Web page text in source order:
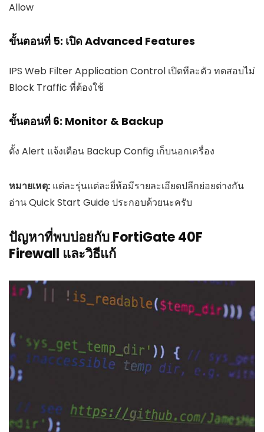
Allow
ขั้นตอนที่ 5: เปิด Advanced Features
IPS Web Filter Application Control เปิดทีละตัว ทดสอบไม่
Block Traffic ที่ต้องใช้
ขั้นตอนที่ 6: Monitor & Backup
ตั้ง Alert แจ้งเตือน Backup Config เก็บนอกเครื่อง
หมายเหตุ: แต่ละรุ่นแต่ละยี่ห้อมีรายละเอียดปลีกย่อยต่างกัน
อ่าน Quick Start Guide ประกอบด้วยนะครับ
ปัญหาที่พบบ่อยกับ FortiGate 40F
Firewall และวิธีแก้